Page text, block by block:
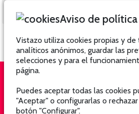
QUIÉNES SOMOS
Aviso de
Vistazo utiliza cookies propias y
analíticos anónimos, guardar las
selecciones y para el
página.
Puedes aceptar todas las cookies
"Aceptar" o configurarlas o
botón "Configurar".